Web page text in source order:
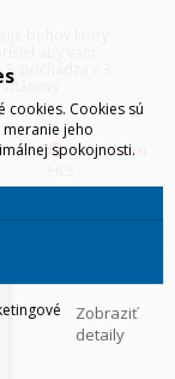
prichádza v 3
cookies. Cookies sú
jeho
spokojnosti.
Zobraziť
detaily